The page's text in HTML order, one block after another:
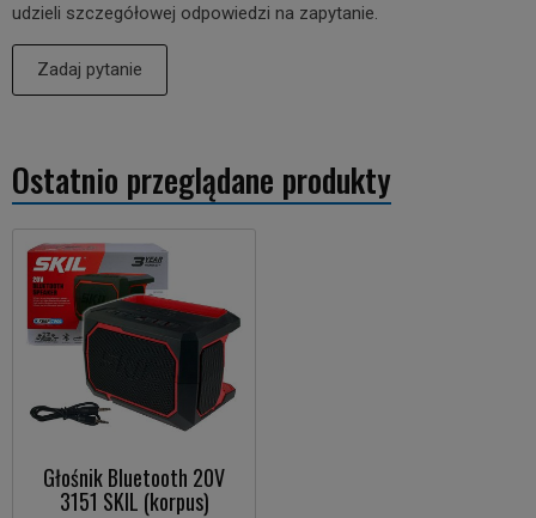
udzieli szczegółowej odpowiedzi na zapytanie.
Zadaj pytanie
Ostatnio przeglądane produkty
Głośnik Bluetooth 20V
3151 SKIL (korpus)